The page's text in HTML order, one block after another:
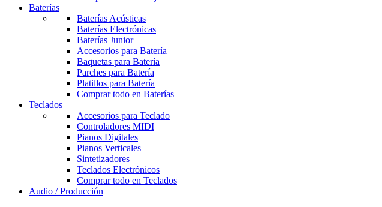
Baterías
Baterías Acústicas
Baterías Electrónicas
Baterías Junior
Accesorios para Batería
Baquetas para Batería
Parches para Batería
Platillos para Batería
Comprar todo en Baterías
Teclados
Accesorios para Teclado
Controladores MIDI
Pianos Digitales
Pianos Verticales
Sintetizadores
Teclados Electrónicos
Comprar todo en Teclados
Audio / Producción